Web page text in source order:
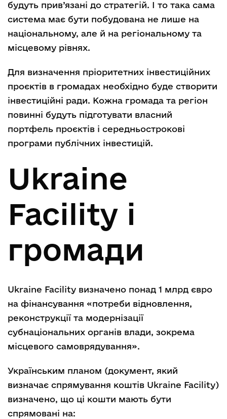
будуть прив’язані до стратегій. І то така сама
система має бути побудована не лише на
національному, але й на регіональному та
місцевому рівнях.
Для визначення пріоритетних інвестиційних
проєктів в громадах необхідно буде створити
інвестиційні ради. Кожна громада та регіон
повинні будуть підготувати власний
портфель проєктів і середньострокові
програми публічних інвестицій.
Ukraine
Facility і
громади
Ukraine Facility визначено понад 1 млрд євро
на фінансування «потреби відновлення,
реконструкції та модернізації
субнаціональних органів влади, зокрема
місцевого самоврядування».
Українським планом (документ, який
визначає спрямування коштів Ukraine Facility)
визначено, що ці кошти мають бути
спрямовані на: